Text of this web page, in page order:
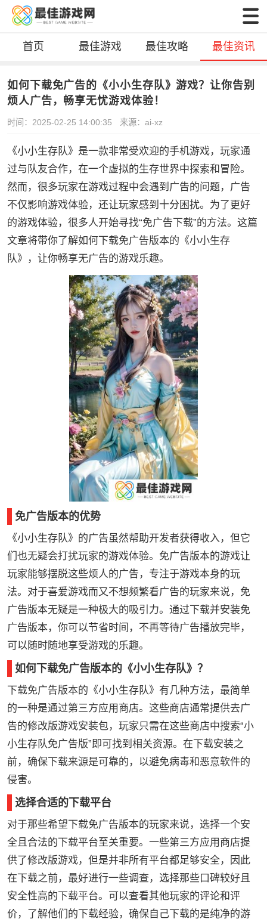
首页 最佳游戏 最佳攻略 最佳资讯
如何下载免广告的《小小生存队》游戏？让你告别
烦人广告，畅享无忧游戏体验！
时间：2025-02-25 14:00:35 来源：ai-xz
《小小生存队》是一款非常受欢迎的手机游戏，玩家通
过与队友合作，在一个虚拟的生存世界中探索和冒险。
然而，很多玩家在游戏过程中会遇到广告的问题，广告
不仅影响游戏体验，还让玩家感到十分困扰。为了更好
的游戏体验，很多人开始寻找“免广告下载”的方法。这篇
文章将带你了解如何下载免广告版本的《小小生存
队》，让你畅享无广告的游戏乐趣。
免广告版本的优势
《小小生存队》的广告虽然帮助开发者获得收入，但它
们也无疑会打扰玩家的游戏体验。免广告版本的游戏让
玩家能够摆脱这些烦人的广告，专注于游戏本身的玩
法。对于喜爱游戏而又不想频繁看广告的玩家来说，免
广告版本无疑是一种极大的吸引力。通过下载并安装免
广告版本，你可以节省时间，不再等待广告播放完毕，
可以随时随地享受游戏的乐趣。
如何下载免广告版本的《小小生存队》？
下载免广告版本的《小小生存队》有几种方法，最简单
的一种是通过第三方应用商店。这些商店通常提供去广
告的修改版游戏安装包，玩家只需在这些商店中搜索“小
小生存队免广告版”即可找到相关资源。在下载安装之
前，确保下载来源是可靠的，以避免病毒和恶意软件的
侵害。
选择合适的下载平台
对于那些希望下载免广告版本的玩家来说，选择一个安
全且合法的下载平台至关重要。一些第三方应用商店提
供了修改版游戏，但是并非所有平台都足够安全，因此
在下载之前，最好进行一些调查，选择那些口碑较好且
安全性高的下载平台。可以查看其他玩家的评论和评
价，了解他们的下载经验，确保自己下载的是纯净的游